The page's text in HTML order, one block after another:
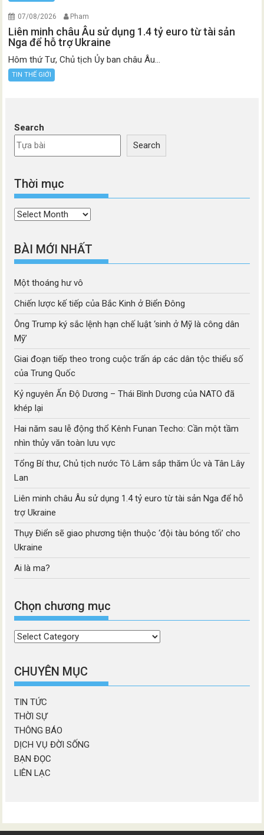
07/08/2026 Pham
Liên minh châu Âu sử dụng 1.4 tỷ euro từ tài sản
Nga để hỗ trợ Ukraine
Hôm thứ Tư, Chủ tịch Ủy ban châu Âu...
TIN THẾ GIỚI
Search
Search
Thời mục
Thời
BÀI MỚI NHẤT
Một thoáng hư vô
Chiến lược kế tiếp của Bắc Kinh ở Biển Đông
Ông Trump ký sắc lệnh hạn chế luật ‘sinh ở Mỹ là công dân
Mỹ’
Giai đoạn tiếp theo trong cuộc trấn áp các dân tộc thiểu số
của Trung Quốc
Kỷ nguyên Ấn Độ Dương – Thái Bình Dương của NATO đã
khép lại
Hai năm sau lễ động thổ Kênh Funan Techo: Cần một tầm
nhìn thủy văn toàn lưu vực
Tổng Bí thư, Chủ tịch nước Tô Lâm sắp thăm Úc và Tân Lây
Lan
Liên minh châu Âu sử dụng 1.4 tỷ euro từ tài sản Nga để hỗ
trợ Ukraine
Thụy Điển sẽ giao phương tiện thuộc ‘đội tàu bóng tối’ cho
Ukraine
Ai là ma?
Chọn chương mục
Chọn
mục
CHUYÊN MỤC
TIN TỨC
THỜI SỰ
THÔNG BÁO
DỊCH VỤ ĐỜI SỐNG
BẠN ĐỌC
LIÊN LẠC